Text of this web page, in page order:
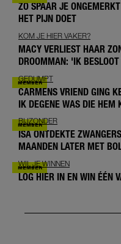
ZO SPAAR JE
HET PIJN DOET
KOM JE HIER VAKER?
MACY VERLIEST HAAR
DROOMMAN: 'IK
GEDUMPT
CARMENS VRIEND GING
IK DEGENE WAS DIE HEM
BIJZONDER
ISA ONTDEKTE
MAANDEN LATER MET
WIL JE WINNEN
LOG HIER IN EN WIN ÉÉN